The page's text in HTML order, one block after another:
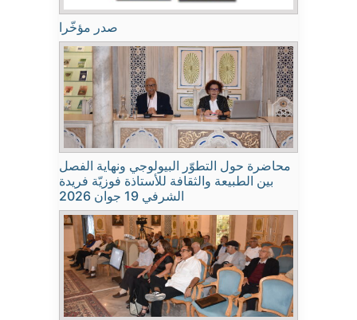
صدر مؤخّرا
محاضرة حول التطوّر البيولوجي ونهاية الفصل
بين الطبيعة والثقافة للأستاذة فوزيّة فريدة
الشرفي 19 جوان 2026